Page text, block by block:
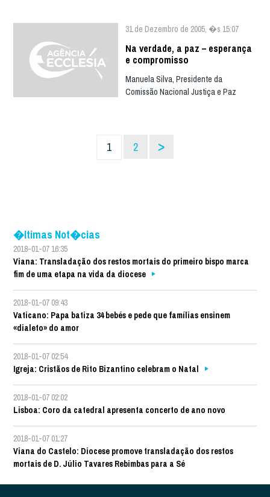
31 de Dezembro de 2005, �s 15:07
Na verdade, a paz – esperança
e compromisso
Manuela Silva, Presidente da
Comissão Nacional Justiça e Paz
1 2 >
�ltimas Not�cias
2018-01-07 16:35
Viana: Transladação dos restos mortais do primeiro bispo marca
fim de uma etapa na vida da diocese
2018-01-07 09:43
Vaticano: Papa batiza 34 bebés e pede que famílias ensinem
«dialeto» do amor
2018-01-07 02:54
Igreja: Cristãos de Rito Bizantino celebram o Natal
2018-01-07 02:02
Lisboa: Coro da catedral apresenta concerto de ano novo
2018-01-07 01:27
Viana do Castelo: Diocese promove transladação dos restos
mortais de D. Júlio Tavares Rebimbas para a Sé